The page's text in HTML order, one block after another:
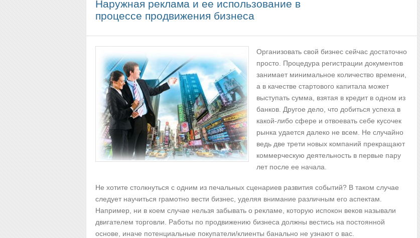
Наружная реклама и ее использование в
процессе продвижения бизнеса
Организовать свой бизнес сейчас достаточно
просто. Процедура регистрации документов
занимает минимальное количество времени,
а в качестве стартового капитала может
выступать сумма, взятая в кредит в одном из
банков. Другое дело, что добиться успеха в
какой-либо сфере и отвоевать себе кусочек
рынка удается далеко не всем. Не случайно
ведь две трети новых компаний прекращают
коммерческую деятельность в первые пару
лет после ее начала.
Не хотите столкнуться с одним из печальных сценариев развития событий? В таком случае
следует научиться грамотно вести бизнес, уделяя внимание различным его аспектам.
Например, ни в коем случае нельзя забывать о рекламе, которую испокон веков называли
двигателем торговли. Работы по продвижению бизнеса должны вестись на постоянной
основе, иначе потенциальные покупатели/клиенты банально не узнают о вас.